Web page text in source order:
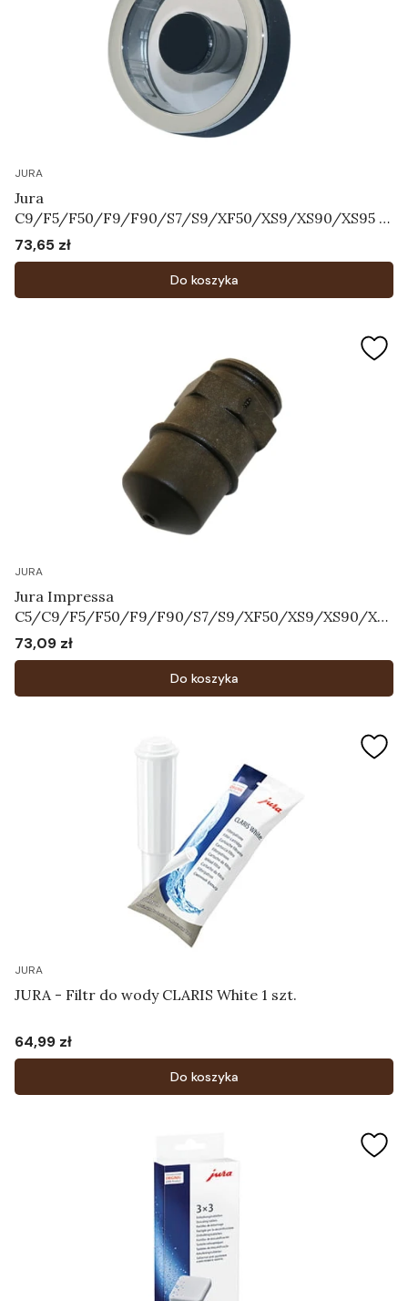
JURA
Jura
C9/F5/F50/F9/F90/S7/S9/XF50/XS9/XS90/XS95 -
Pokrętło regulatora systemu mleka Art.72763
Cena
73,65 zł
Do koszyka
JURA
Jura Impressa
C5/C9/F5/F50/F9/F90/S7/S9/XF50/XS9/XS90/XS
95 - Dysza Pary Art.63354
Cena
73,09 zł
Do koszyka
JURA
JURA - Filtr do wody CLARIS White 1 szt.
Cena
64,99 zł
Do koszyka